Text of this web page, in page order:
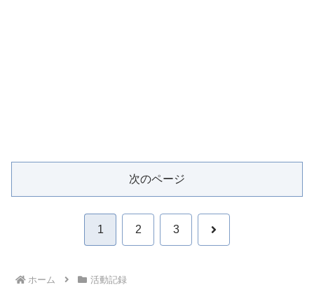
次のページ
1 2 3 次
ホーム 活動記録